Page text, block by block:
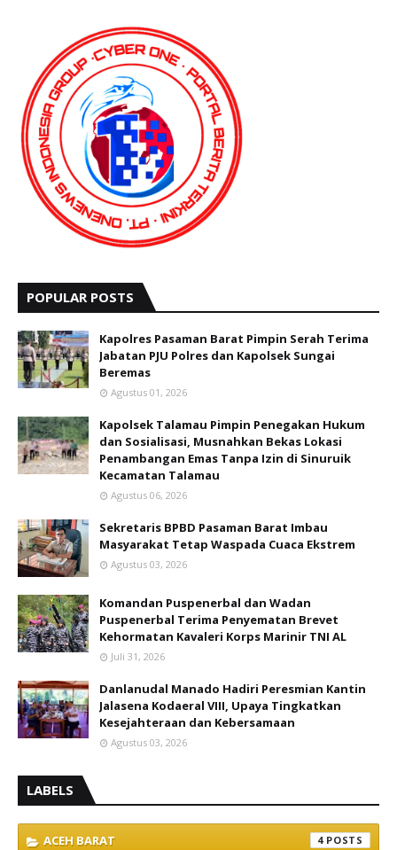
POPULAR POSTS
Kapolres Pasaman Barat Pimpin Serah Terima
Jabatan PJU Polres dan Kapolsek Sungai
Beremas
Agustus 01, 2026
Kapolsek Talamau Pimpin Penegakan Hukum
dan Sosialisasi, Musnahkan Bekas Lokasi
Penambangan Emas Tanpa Izin di Sinuruik
Kecamatan Talamau
Agustus 06, 2026
Sekretaris BPBD Pasaman Barat Imbau
Masyarakat Tetap Waspada Cuaca Ekstrem
Agustus 03, 2026
Komandan Puspenerbal dan Wadan
Puspenerbal Terima Penyematan Brevet
Kehormatan Kavaleri Korps Marinir TNI AL
Juli 31, 2026
Danlanudal Manado Hadiri Peresmian Kantin
Jalasena Kodaeral VIII, Upaya Tingkatkan
Kesejahteraan dan Kebersamaan
Agustus 03, 2026
LABELS
ACEH BARAT 4